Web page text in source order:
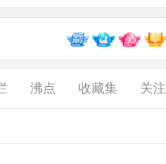
沸点 收藏集 关注